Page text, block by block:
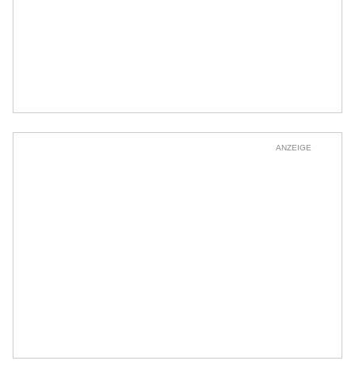
ANZEIGE